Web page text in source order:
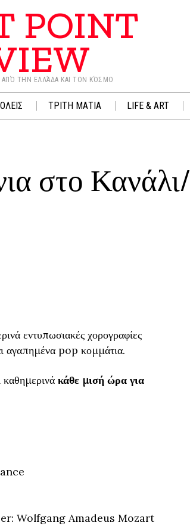
POINT
ΑΠΌ ΤΗΝ ΕΛΛΆΔΑ ΚΑΙ ΤΟΝ ΚΌΣΜΟ
ΤΡΙΤΗ ΜΑΤΙΑ LIFE & ART
στο Κανάλι/
εντυπωσιακές χορογραφίες
αγαπημένα pop κομμάτια.
καθημερινά κάθε μισή ώρα για
Wolfgang Amadeus Mozart